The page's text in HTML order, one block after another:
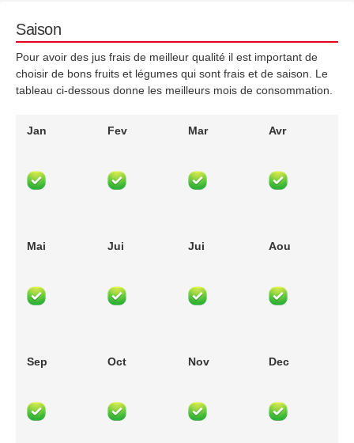
Saison
Pour avoir des jus frais de meilleur qualité il est important de
choisir de bons fruits et légumes qui sont frais et de saison. Le
tableau ci-dessous donne les meilleurs mois de consommation.
Jan Fev Mar Avr
Mai Jui Jui Aou
Sep Oct Nov Dec